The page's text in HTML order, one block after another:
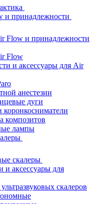
и принадлежности
Flow и принадлежности
Flow
и аксессуары для Air
анестезии
дуги
композитов
лампы
скалеры
и аксессуары для
скалеров